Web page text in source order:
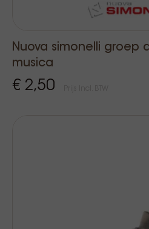
Nuova simonelli groep
musica
€ 2,50